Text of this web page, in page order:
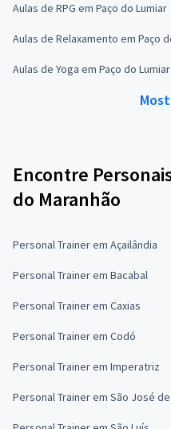
Aulas de RPG em Paço do Lumiar
Aulas de Relaxamento em Paço
Aulas de Yoga em Paço do Lumiar
Encontre
do Maranhão
Personal Trainer em Açailândia
Personal Trainer em Bacabal
Personal Trainer em Caxias
Personal Trainer em Codó
Personal Trainer em Imperatriz
Personal Trainer em São José